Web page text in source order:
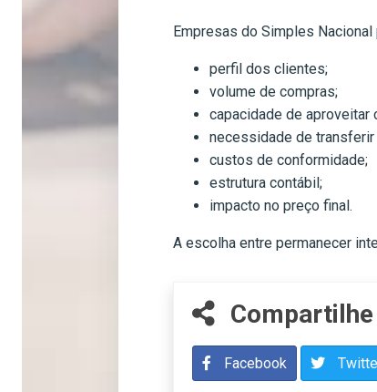
Empresas do Simples Nacional
perfil dos clientes;
volume de compras;
capacidade de aproveitar
necessidade de
custos de conformidade;
estrutura contábil;
impacto no preço final.
A escolha entre permanecer
Facebook